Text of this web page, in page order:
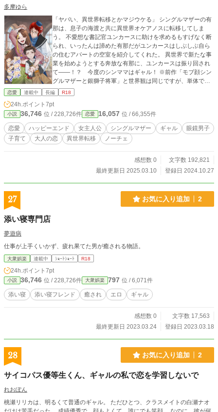
多摩ゆら
「ヤバい、異世界転移とかマジウケる」 シングルマザーの有
那は、息子の海渡と共に異世界オケアノスに転移してしま
う。 不愛想な書記官ユンカースに助けを求めるもすげなく断
られ、いったんは諦めた有那だがユンカースはしぶしぶ自ら
の住むアパートの空室を紹介してくれた。 異世界で新たな事
業を始めようとする奔放な有那に、ユンカースは振り回され
て――！？ 今度のシンママはギャル！ ※前作「モブ顔シン
グルマザーと銀獅子将軍」と世界観は同じですが、単体でお
読みいただけます。 ※表紙イラストは蒼獅郎様、タイトルロ
ともAI学習禁止。 ※マークの話には性描写を含みます。読み
飛ばしても本筋には影響ありません。
恋愛 連載中 長編 R18
24h.ポイント 7pt
小説 36,746 位 / 228,726件 恋愛 16,057 位 / 66,355件
恋愛 ハッピーエンド 女主人公 シングルマザー ギャル
眼鏡男子
子育て
大人の恋 異世界転移 ノーチェ
感想数 0
文字数 192,821
最終更新日 2025.03.10
登録日 2024.10.27
27 お気に入り追加 2
添い寝専門店
夢遊病
仕事が上手くいかず、疲れ果てた男が癒される物語。
大衆娯楽 連載中 ｼｮｰﾄｼｮｰﾄ R18
24h.ポイント 7pt
小説 36,746 位 / 228,726件 大衆娯楽 797 位 / 6,071件
添い寝 添い寝フレンド 癒され エロ ギャル
感想数 0
文字数 17,563
最終更新日 2023.03.24
登録日 2023.03.18
28 お気に入り追加 2
サイコパス優等生くん、ギャルの私で恋を学習しないで
れおぽん
桃瀬リリカは、明るくて普通のギャル。 ただひとつ、クラスメイトの白瀬ナオ